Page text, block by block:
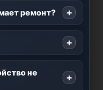
ремонт?
не